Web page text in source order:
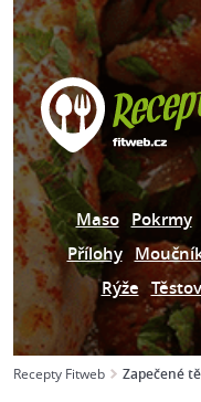
Maso Pokrmy
Přílohy
Rýže
Recepty Fitweb Zapečené